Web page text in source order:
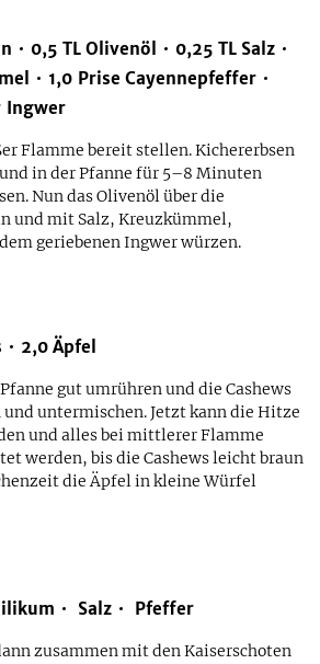
0,5 TL Olivenöl 0,25 TL Salz
1,0 Prise Cayennepfeffer
Ingwer
Flamme bereit stellen. Kichererbsen
in der Pfanne für 5–8 Minuten
Nun das Olivenöl über die
und mit Salz, Kreuzkümmel,
geriebenen Ingwer würzen.
2,0 Äpfel
gut umrühren und die Cashews
untermischen. Jetzt kann die Hitze
und alles bei mittlerer Flamme
werden, bis die Cashews leicht braun
die Äpfel in kleine Würfel
Salz Pfeffer
zusammen mit den Kaiserschoten